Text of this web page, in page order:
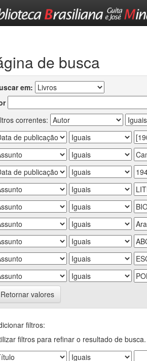
de busca
em:
correntes:
Retornar valores
filtros:
filtros para refinar o resultado de busca.